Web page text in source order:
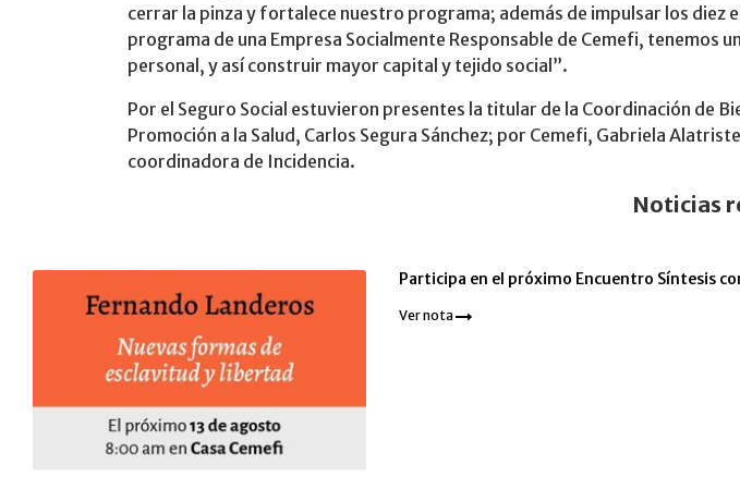
cerrar la pinza y fortalece nuestro programa; además de impulsar los diez
programa de una Empresa Socialmente Responsable de Cemefi,
personal, y así construir mayor capital y tejido social”.
Por el Seguro Social estuvieron presentes la titular de la Coordinación de
Promoción a la Salud, Carlos Segura Sánchez; por Cemefi, Gabriela
coordinadora de Incidencia.
Noticias
Participa en el próximo Encuentro Síntesis
Ver nota